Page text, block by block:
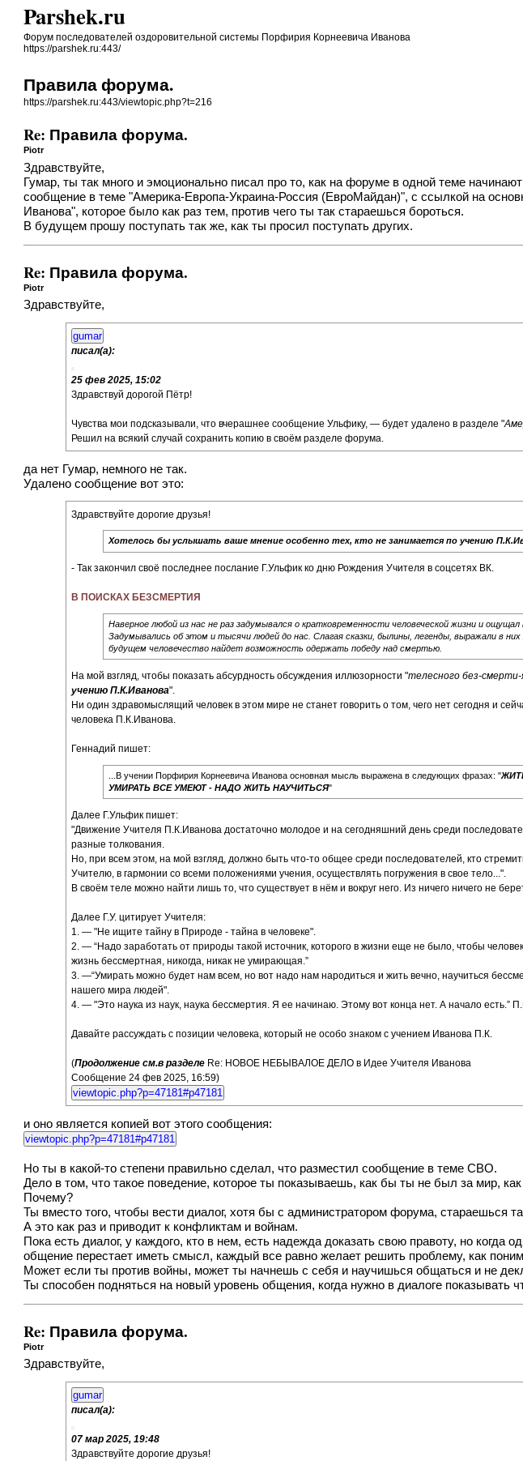
Parshek.ru
Форум последователей оздоровительной системы Порфирия Корнеевича Иванова
https://parshek.ru:443/
Правила форума.
https://parshek.ru:443/viewtopic.php?t=216
Re: Правила форума.
Piotr
Здравствуйте,
Гумар, ты так много и эмоционально писал про то, как на форуме в одной теме
сообщение в теме "Америка-Европа-Украина-Россия (ЕвроМайдан)", с ссылкой на
Иванова", которое было как раз тем, против чего ты так стараешься бороться.
В будущем прошу поступать так же, как ты просил поступать других.
Re: Правила форума.
Piotr
Здравствуйте,
gumar
писал(а):
25 фев 2025, 15:02
Здравствуй дорогой Пётр!
Чувства мои подсказывали, что вчерашнее сообщение Ульфику, — будет удалено в разделе "
Решил на всякий случай сохранить копию в своём разделе форума.
да нет Гумар, немного не так.
Удалено сообщение вот это:
Здравствуйте дорогие друзья!
Хотелось бы услышать ваше мнение особенно тех, кто не занимается по учению
- Так закончил своё последнее послание Г.Ульфик ко дню Рождения Учителя в соцсетях ВК.
В ПОИСКАХ БЕЗСМЕРТИЯ
Наверное любой из нас не раз задумывался о кратковременности человеческой жизни и
Задумывались об этом и тысячи людей до нас. Слагая сказки, былины, легенды, выражали в
будущем человечество найдет возможность одержать победу над смертью.
На мой взгляд, чтобы показать абсурдность обсуждения иллюзорности "телесного без-смерти-
учению П.К.Иванова".
Ни один здравомыслящий человек в этом мире не станет говорить о том, чего нет сегодня и
человека П.К.Иванова.
Геннадий пишет:
...В учении Порфирия Корнеевича Иванова основная мысль выражена в следующих фразах: "
УМИРАТЬ ВСЕ УМЕЮТ - НАДО ЖИТЬ НАУЧИТЬСЯ"
Далее Г.Ульфик пишет:
"Движение Учителя П.К.Иванова достаточно молодое и на сегодняшний день среди
разные толкования.
Но, при всем этом, на мой взгляд, должно быть что-то общее среди последователей, кто
Учителю, в гармонии со всеми положениями учения, осуществлять погружения в свое тело...".
В своём теле можно найти лишь то, что существует в нём и вокруг него. Из ничего ничего не
Далее Г.У. цитирует Учителя:
1. — "Не ищите тайну в Природе - тайна в человеке".
2. — “Надо заработать от природы такой источник, которого в жизни еще не было, чтобы
жизнь бессмертная, никогда, никак не умирающая.”
3. —“Умирать можно будет нам всем, но вот надо нам народиться и жить вечно, научиться
нашего мира людей".
4. — "Это наука из наук, наука бессмертия. Я ее начинаю. Этому вот конца нет. А начало есть.”
Давайте рассуждать с позиции человека, который не особо знаком с учением Иванова П.К.
(Продолжение см.в разделеRe: НОВОЕ НЕБЫВАЛОЕ ДЕЛО в Идее Учителя Иванова
Сообщение 24 фев 2025, 16:59)
viewtopic.php?p=47181#p47181
и оно является копией вот этого сообщения:
viewtopic.php?p=47181#p47181
Но ты в какой-то степени правильно сделал, что разместил сообщение в теме СВО.
Дело в том, что такое поведение, которое ты показываешь, как бы ты не был за мир, как
Почему?
Ты вместо того, чтобы вести диалог, хотя бы с администратором форума, стараешься
А это как раз и приводит к конфликтам и войнам.
Пока есть диалог, у каждого, кто в нем, есть надежда доказать свою правоту, но
общение перестает иметь смысл, каждый все равно желает решить проблему, как
Может если ты против войны, может ты начнешь с себя и научишься общаться и не
Ты способен подняться на новый уровень общения, когда нужно в диалоге показывать
Re: Правила форума.
Piotr
Здравствуйте,
gumar
писал(а):
07 мар 2025, 19:48
Здравствуйте дорогие друзья!